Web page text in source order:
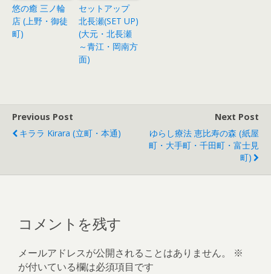
悠の癒 三ノ輪
店 (上野・御徒
町)
セットアップ
北長瀬(SET UP)
(大元・北長瀬
～青江・岡南方
面)
Previous Post
キララ Kirara (立町・本通)
Next Post
ゆらし療法 恵比寿の森 (紙屋
町・大手町・千田町・富士見
町)
コメントを残す
メールアドレスが公開されることはありません。
※
が付いている欄は必須項目です